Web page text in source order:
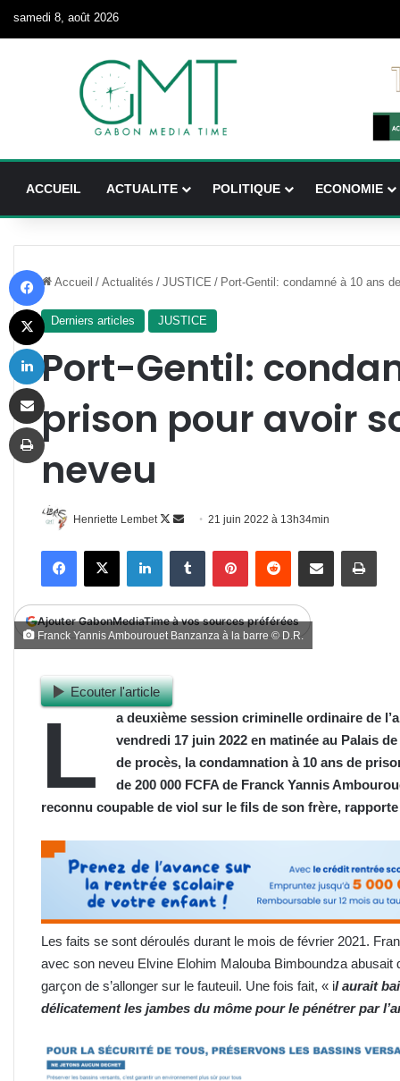
samedi 8, août 2026
ACCUEIL ACTUALITE POLITIQUE ECONOMIE
Accueil / Actualités / JUSTICE / Port-Gentil: condamné à 10 ans
Derniers articles JUSTICE
Port-Gentil:
prison pour avoir
neveu
Henriette Lembet
Follow
Envoyer
courriel
21 juin 2022 à 13h34min
FacebookX LinkedinTumblr PinterestReddit Partager par email
Ajouter GabonMediaTime à vos sources préférées
Franck Yannis Ambourouet Banzanza à la barre © D.R.
Ecouter l'article
L
a deuxième session criminelle ordinaire de
vendredi 17 juin 2022 en matinée au Palais
de procès, la condamnation à 10 ans de
de 200 000 FCFA de Franck Yannis
reconnu coupable de viol sur le fils de son frère,
Les faits se sont déroulés durant le mois de février 2021.
avec son neveu Elvine Elohim Malouba Bimboundza
garçon de s’allonger sur le fauteuil. Une fois fait, « il aurait
délicatement les jambes du môme pour le pénétrer par
X
Imprimer